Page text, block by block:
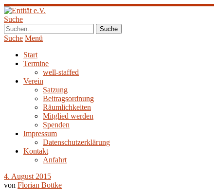
Suche
Suche Menü
Start
Termine
well-staffed
Verein
Satzung
Beitragsordnung
Räumlichkeiten
Mitglied werden
Spenden
Impressum
Datenschutzerklärung
Kontakt
Anfahrt
4. August 2015
von Florian Bottke